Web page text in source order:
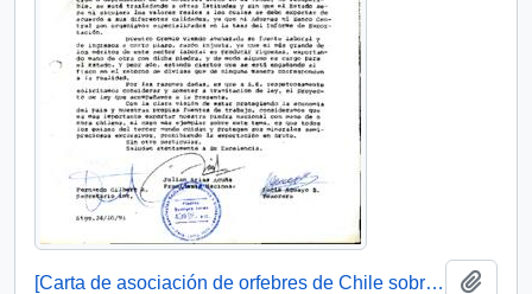
[Carta de asociación de orfebres de Chile sobre exportación de lapislazuli]